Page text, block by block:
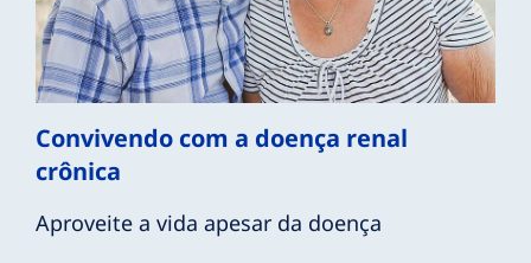
Convivendo com a doença renal
crônica
Aproveite a vida apesar da doença